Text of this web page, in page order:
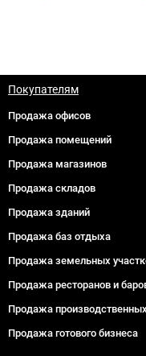
Покупателям
Продажа офисов
Продажа помещений
Продажа магазинов
Продажа складов
Продажа зданий
Продажа баз отдыха
Продажа земельных
Продажа ресторанов и
Продажа
Продажа готового бизнеса